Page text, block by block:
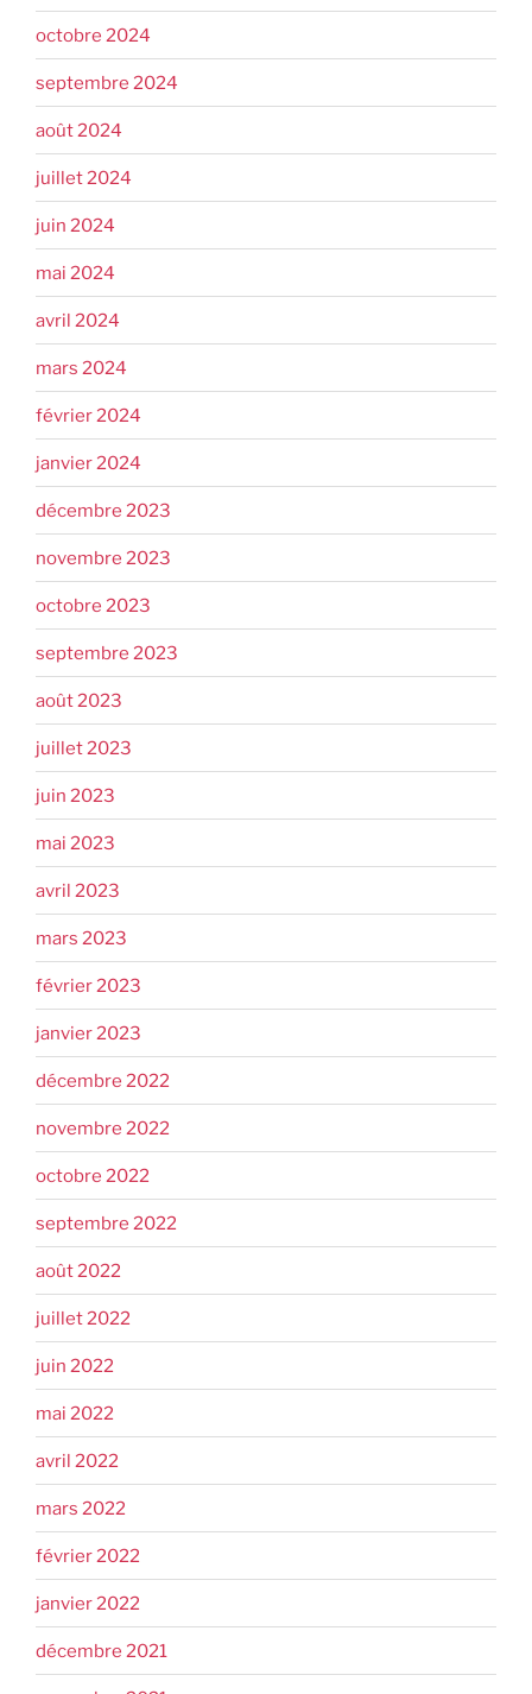
octobre 2024
septembre 2024
août 2024
juillet 2024
juin 2024
mai 2024
avril 2024
mars 2024
février 2024
janvier 2024
décembre 2023
novembre 2023
octobre 2023
septembre 2023
août 2023
juillet 2023
juin 2023
mai 2023
avril 2023
mars 2023
février 2023
janvier 2023
décembre 2022
novembre 2022
octobre 2022
septembre 2022
août 2022
juillet 2022
juin 2022
mai 2022
avril 2022
mars 2022
février 2022
janvier 2022
décembre 2021